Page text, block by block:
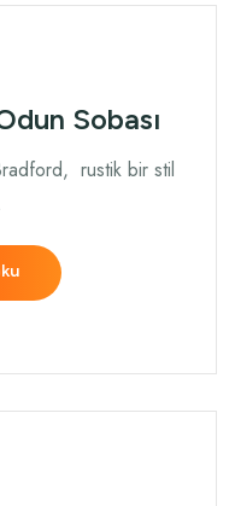
Sobası
rustik bir stil